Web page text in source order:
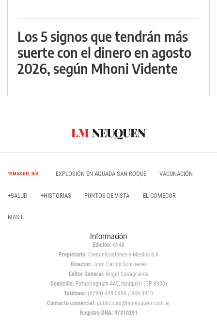
Los 5 signos que tendrán más
suerte con el dinero en agosto
2026, según Mhoni Vidente
TEMAS DEL DÍA EXPLOSIÓN EN AGUADA SAN ROQUE VACUNACIÓN
+SALUD +HISTORIAS PUNTOS DE VISTA EL COMEDOR
MAS E
Información
Edición: 6948
Propietario:Comunicaciones y Medios S.A
Director: Juan Carlos Schroeder
Editor General:Ángel Casagrande
Domicilio:Fotheringham 445, Neuquén (CP 8300)
Teléfono: (0299) 449 0400 / 449 0410
Contacto comercial: publicidad@lmneuquen.com.ar
Registro DNA: 97810291